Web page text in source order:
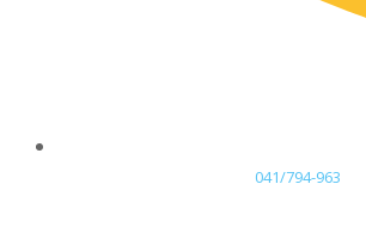
041/794-963